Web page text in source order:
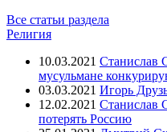
Все статьи раздела
Религия
10.03.2021 Станислав
мусульмане
03.03.2021 Игорь
12.02.2021 Станислав
потерять Россию